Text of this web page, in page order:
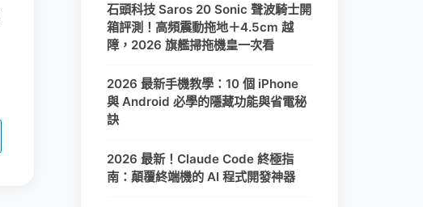
石頭科技 Saros 20 Sonic 聲波騎士開
箱評測！高頻震動拖地＋4.5cm 越
障，2026 旗艦掃拖機皇一次看
2026 最新手機教學：10 個 iPhone
與 Android 必學的隱藏功能與省電秘
訣
2026 最新！Claude Code 終極指
南：顛覆終端機的 AI 程式開發神器